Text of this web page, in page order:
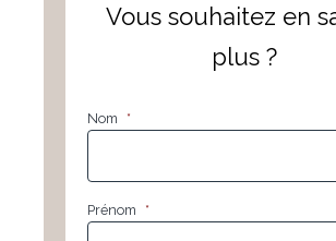
Vous souhaitez en
plus ?
Nom *
Prénom *